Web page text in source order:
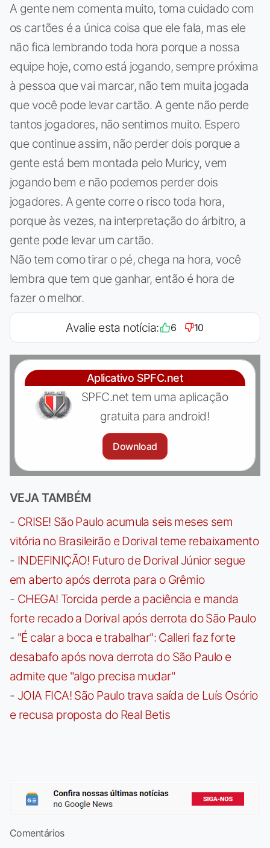
A gente nem comenta muito, toma cuidado com
os cartões é a única coisa que ele fala, mas ele
não fica lembrando toda hora porque a nossa
equipe hoje, como está jogando, sempre próxima
à pessoa que vai marcar, não tem muita jogada
que você pode levar cartão. A gente não perde
tantos jogadores, não sentimos muito. Espero
que continue assim, não perder dois porque a
gente está bem montada pelo Muricy, vem
jogando bem e não podemos perder dois
jogadores. A gente corre o risco toda hora,
porque às vezes, na interpretação do árbitro, a
gente pode levar um cartão.
Não tem como tirar o pé, chega na hora, você
lembra que tem que ganhar, então é hora de
fazer o melhor.
Avalie esta notícia: 6 10
Aplicativo SPFC.net
SPFC.net tem uma aplicação
gratuita para android!
Download
VEJA TAMBÉM
- CRISE! São Paulo acumula seis meses sem
vitória no Brasileirão e Dorival teme rebaixamento
- INDEFINIÇÃO! Futuro de Dorival Júnior segue
em aberto após derrota para o Grêmio
- CHEGA! Torcida perde a paciência e manda
forte recado a Dorival após derrota do São Paulo
- "É calar a boca e trabalhar": Calleri faz forte
desabafo após nova derrota do São Paulo e
admite que "algo precisa mudar"
- JOIA FICA! São Paulo trava saída de Luís Osório
e recusa proposta do Real Betis
Comentários